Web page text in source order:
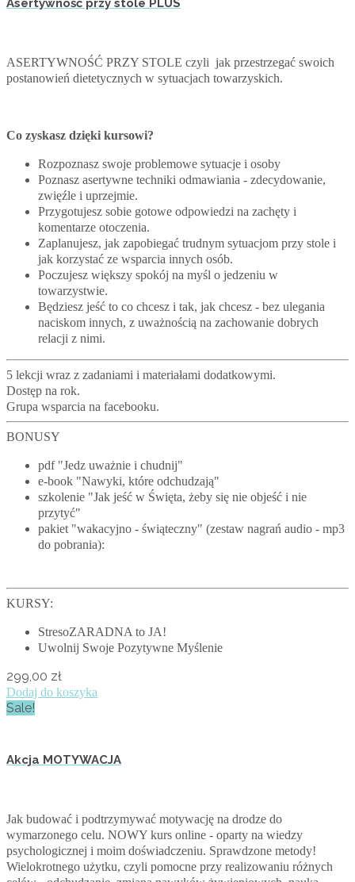
Asertywność przy stole PLUS
ASERTYWNOŚĆ PRZY STOLE czyli jak przestrzegać swoich
postanowień dietetycznych w sytuacjach towarzyskich.
Co zyskasz dzięki kursowi?
Rozpoznasz swoje problemowe sytuacje i osoby
Poznasz asertywne techniki odmawiania - zdecydowanie,
zwięźle i uprzejmie.
Przygotujesz sobie gotowe odpowiedzi na zachęty i
komentarze otoczenia.
Zaplanujesz, jak zapobiegać trudnym sytuacjom przy stole i
jak korzystać ze wsparcia innych osób.
Poczujesz większy spokój na myśl o jedzeniu w
towarzystwie.
Będziesz jeść to co chcesz i tak, jak chcesz - bez ulegania
naciskom innych, z uważnością na zachowanie dobrych
relacji z nimi.
5 lekcji wraz z zadaniami i materiałami dodatkowymi.
Dostęp na rok.
Grupa wsparcia na facebooku.
BONUSY
pdf "Jedz uważnie i chudnij"
e-book "Nawyki, które odchudzają"
szkolenie "Jak jeść w Święta, żeby się nie objeść i nie
przytyć"
pakiet "wakacyjno - świąteczny" (zestaw nagrań audio - mp3
do pobrania):
KURSY:
StresoZARADNA to JA!
Uwolnij Swoje Pozytywne Myślenie
299,00 zł
Dodaj do koszyka
Sale!
Akcja MOTYWACJA
Jak budować i podtrzymywać motywację na drodze do
wymarzonego celu. NOWY kurs online - oparty na wiedzy
psychologicznej i moim doświadczeniu. Sprawdzone metody!
Wielokrotnego użytku, czyli pomocne przy realizowaniu różnych